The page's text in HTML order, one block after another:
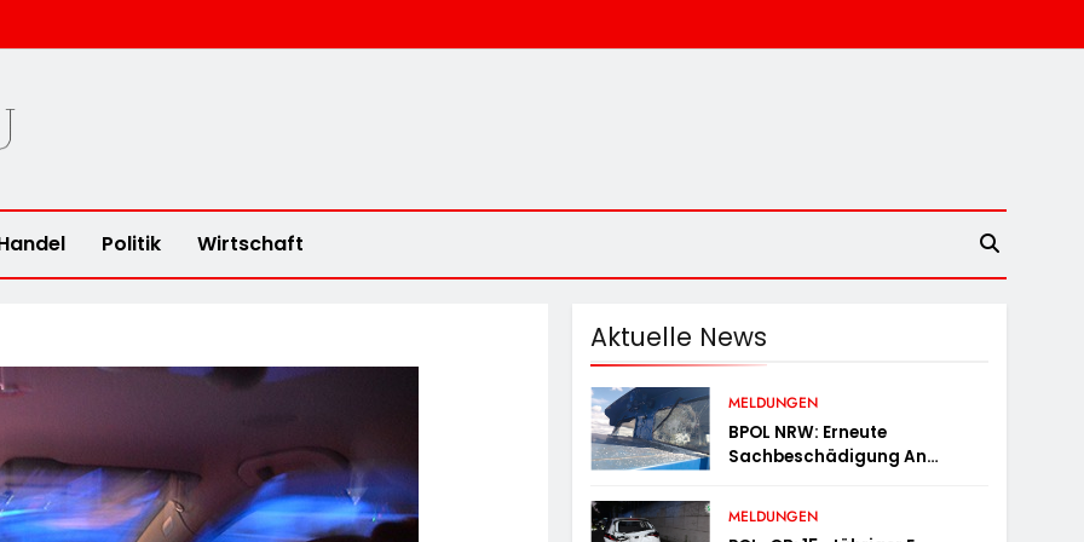
Politik Wirtschaft
Aktuelle News
MELDUNGEN
BPOL NRW: Erneute
Sachbeschädigung An
MELDUNGEN